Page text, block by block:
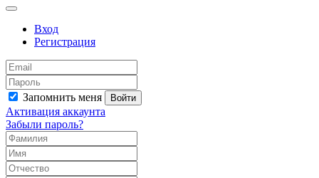
Вход
Регистрация
Запомнить меня Войти
Активация аккаунта
Забыли пароль?